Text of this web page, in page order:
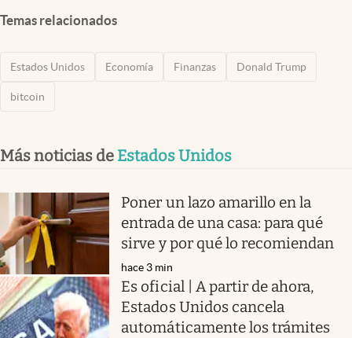
Temas relacionados
Estados Unidos Economía Finanzas Donald Trump
bitcoin
Más noticias de Estados Unidos
Poner un lazo amarillo en la
entrada de una casa: para qué
sirve y por qué lo recomiendan
hace 3 min
Es oficial | A partir de ahora,
Estados Unidos cancela
automáticamente los trámites